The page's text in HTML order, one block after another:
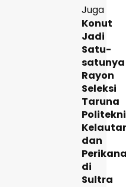
Juga
Konut
Jadi
Satu-
satunya
Rayon
Seleksi
Taruna
dan
di
Sultra